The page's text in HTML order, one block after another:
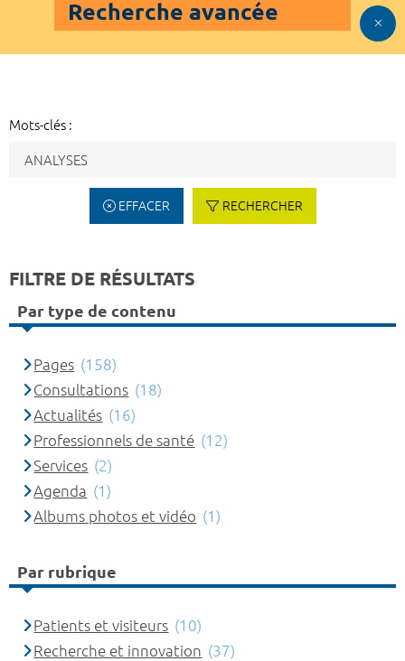
Recherche avancée
Mots-clés :
EFFACER RECHERCHER
FILTRE DE RÉSULTATS
Par type de contenu
Pages (158)
Consultations (18)
Actualités (16)
Professionnels de santé (12)
Services (2)
Agenda (1)
Albums photos et vidéo (1)
Par rubrique
Patients et visiteurs (10)
Recherche et innovation (37)